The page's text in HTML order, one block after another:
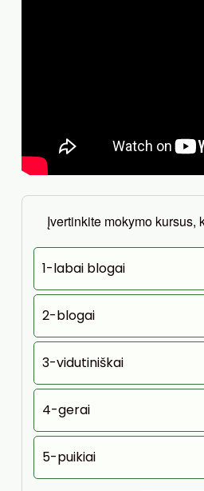
Įvertinkite mokymo kursus,
1-labai blogai
2-blogai
3-vidutiniškai
4-gerai
5-puikiai